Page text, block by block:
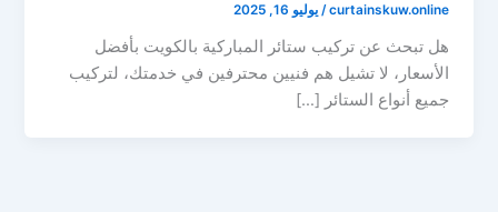
curtainskuw.online
/يوليو 16, 2025
هل تبحث عن تركيب ستائر المباركية بالكويت بأفضل
الأسعار، لا تشيل هم فنيين محترفين في خدمتك، لتركيب
جميع أنواع الستائر […]